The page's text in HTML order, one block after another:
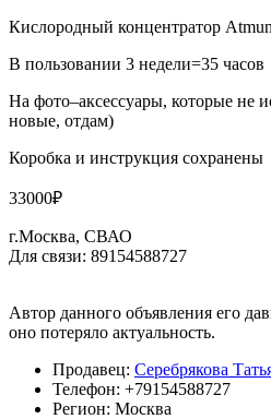
Кислородный концентратор
В пользовании 3 недели=35 часов
На фото–аксессуары, которые не
новые, отдам)
Коробка и инструкция сохранены
33000₽
г.Москва, СВАО
Для связи: 89154588727
Автор данного объявления его
оно потеряло актуальность.
Продавец: Серебрякова
Телефон: +79154588727
Регион: Москва